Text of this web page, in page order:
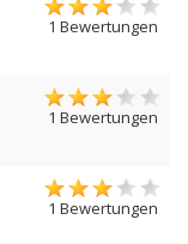
1 Bewertungen
1 Bewertungen
1 Bewertungen